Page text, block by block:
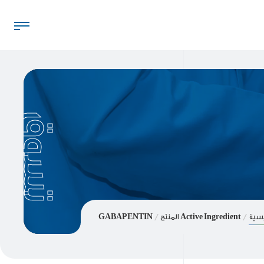
تسوق
Active Ingredient المنتج GABAPENTIN